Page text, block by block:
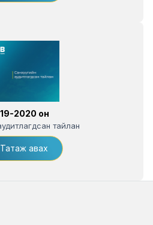
2020 он
тайлан
Татаж авах